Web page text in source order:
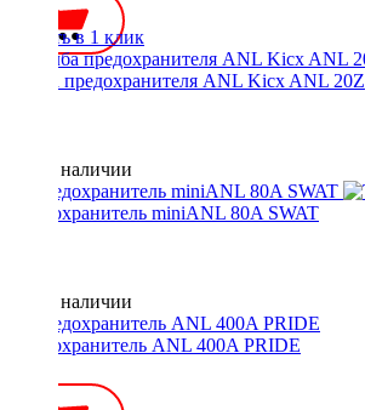
Купить в 1 клик
Колба предохранителя ANL Kicx ANL 20Z
Нет в наличии
Предохранитель miniANL 80A SWAT
Нет в наличии
Предохранитель ANL 400A PRIDE